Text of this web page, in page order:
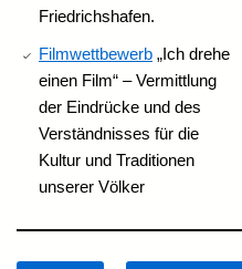
Friedrichshafen.
Filmwettbewerb „Ich drehe
einen Film“ – Vermittlung
der Eindrücke und des
Verständnisses für die
Kultur und Traditionen
unserer Völker